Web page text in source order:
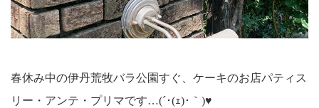
春休み中の伊丹荒牧バラ公園すぐ、ケーキのお店パティス
リー・アンテ・プリマです…(´･(ｪ)･｀)♥